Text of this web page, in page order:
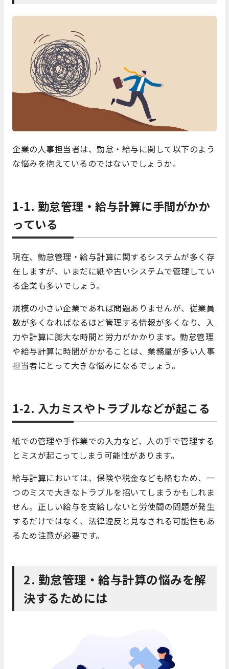
企業の人事担当者は、勤怠・給与に関して以下のよう
な悩みを抱えているのではないでしょうか。
1-1. 勤怠管理・給与計算に手間がかか
っている
現在、勤怠管理・給与計算に関するシステムが多く存
在しますが、いまだに紙や古いシステムで管理してい
る企業も多いでしょう。
規模の小さい企業であれば問題ありませんが、従業員
数が多くなればなるほど管理する情報が多くなり、入
力や計算に膨大な時間と労力がかかります。勤怠管理
や給与計算に時間がかかることは、業務量が多い人事
担当者にとって大きな悩みになるでしょう。
1-2. 入力ミスやトラブルなどが起こる
紙での管理や手作業での入力など、人の手で管理する
とミスが起こってしまう可能性があります。
給与計算においては、保険や税金なども絡むため、一
つのミスで大きなトラブルを招いてしまうかもしれま
せん。正しい給与を支給しないと労使間の問題が発生
するだけではなく、法律違反と見なされる可能性もあ
るため注意が必要です。
2. 勤怠管理・給与計算の悩みを解
決するためには